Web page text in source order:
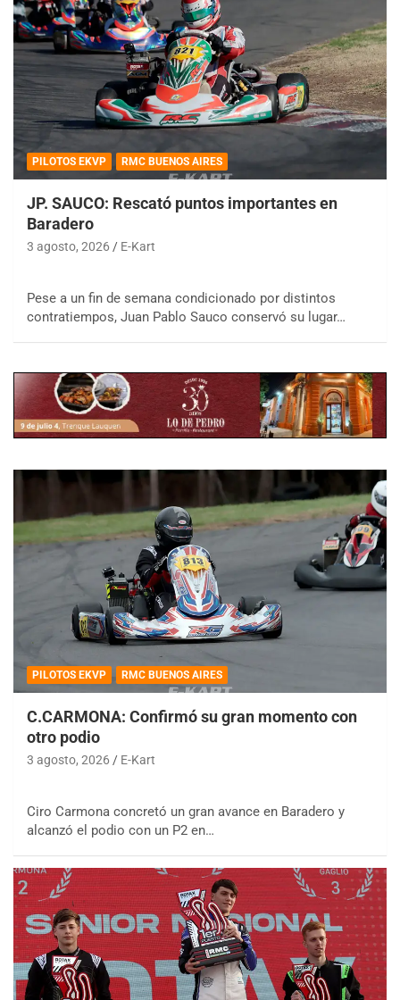
PILOTOS EKVP RMC BUENOS AIRES
JP. SAUCO: Rescató puntos importantes en
Baradero
3 agosto, 2026 E-Kart
Pese a un fin de semana condicionado por distintos
contratiempos, Juan Pablo Sauco conservó su lugar…
PILOTOS EKVP RMC BUENOS AIRES
C.CARMONA: Confirmó su gran momento con
otro podio
3 agosto, 2026 E-Kart
Ciro Carmona concretó un gran avance en Baradero y
alcanzó el podio con un P2 en…